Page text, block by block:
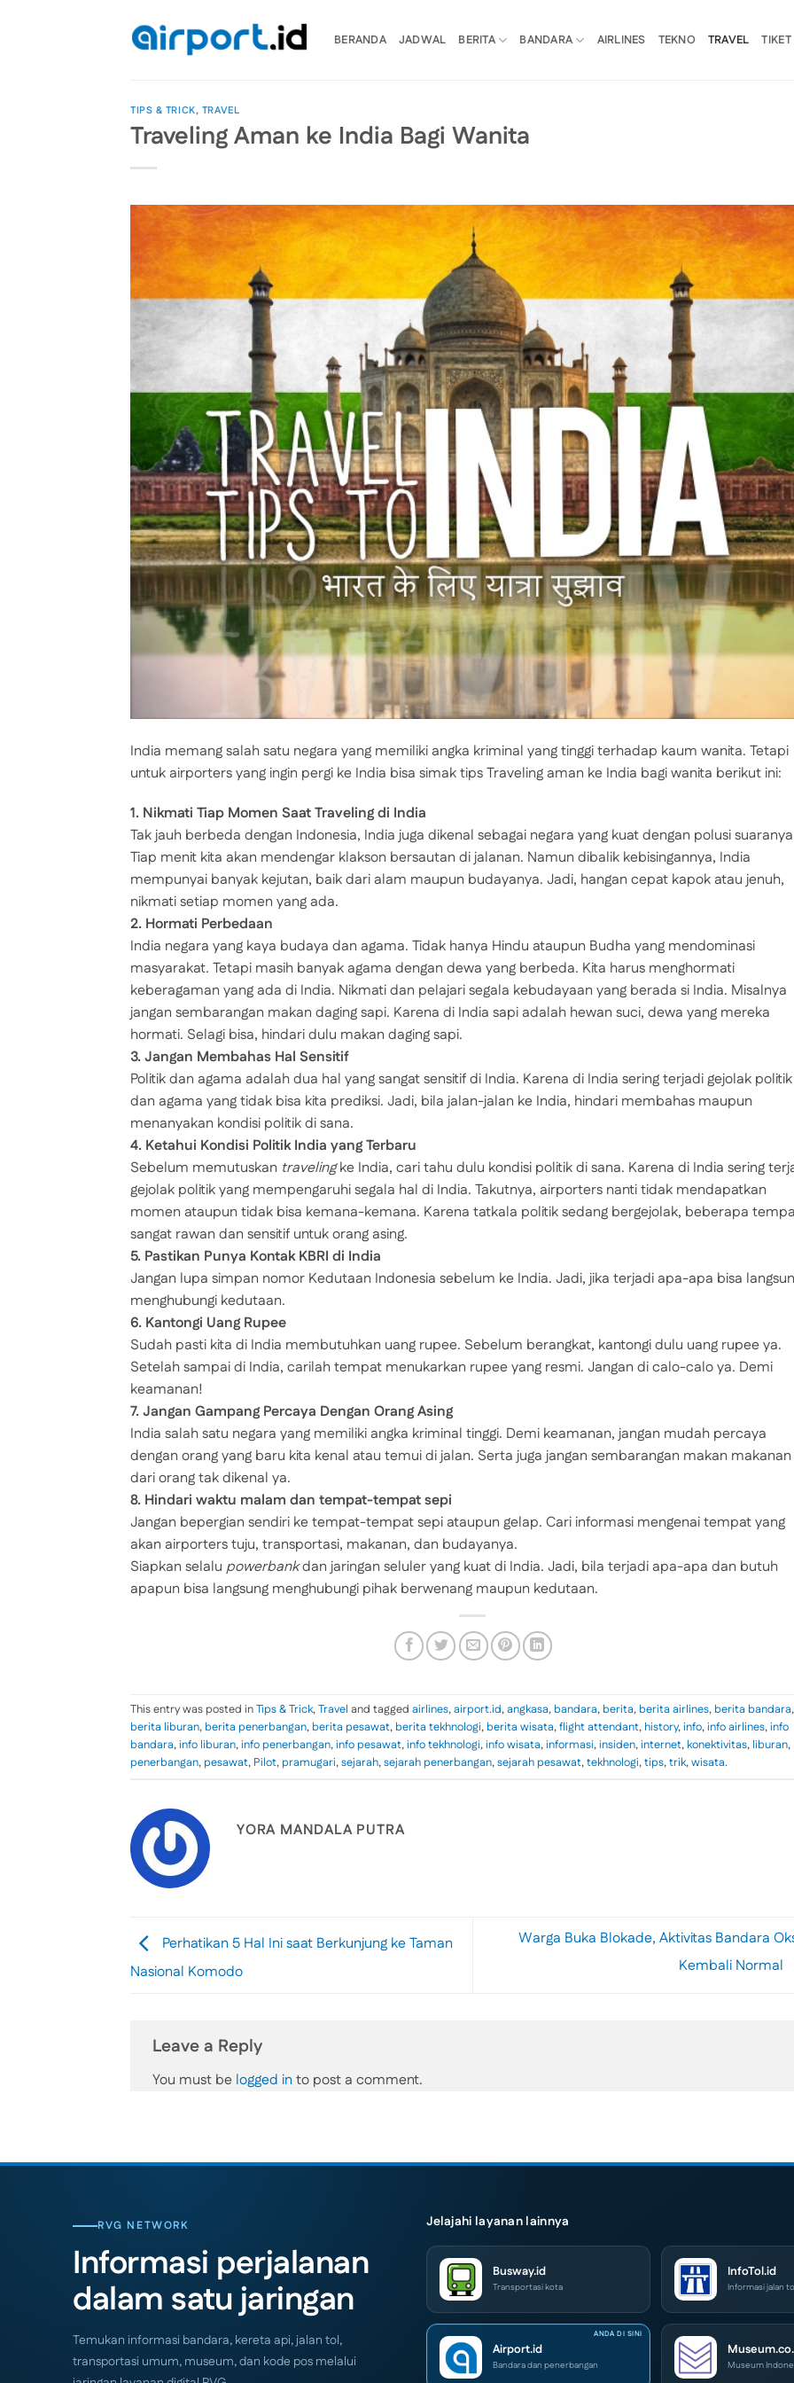
BERANDA JADWAL BERITA BANDARA AIRLINES TEKNO TRAVEL TIKET
TIPS & TRICK, TRAVEL
Traveling Aman ke India Bagi Wanita
India memang salah satu negara yang memiliki angka kriminal yang tinggi terhadap kaum wanita. Tetapi
untuk airporters yang ingin pergi ke India bisa simak tips Traveling aman ke India bagi wanita berikut ini:
1. Nikmati Tiap Momen Saat Traveling di India
Tak jauh berbeda dengan Indonesia, India juga dikenal sebagai negara yang kuat dengan polusi
Tiap menit kita akan mendengar klakson bersautan di jalanan. Namun dibalik kebisingannya, India
mempunyai banyak kejutan, baik dari alam maupun budayanya. Jadi, hangan cepat kapok atau jenuh,
nikmati setiap momen yang ada.
2. Hormati Perbedaan
India negara yang kaya budaya dan agama. Tidak hanya Hindu ataupun Budha yang mendominasi
masyarakat. Tetapi masih banyak agama dengan dewa yang berbeda. Kita harus menghormati
keberagaman yang ada di India. Nikmati dan pelajari segala kebudayaan yang berada si India. Misalnya
jangan sembarangan makan daging sapi. Karena di India sapi adalah hewan suci, dewa yang mereka
hormati. Selagi bisa, hindari dulu makan daging sapi.
3. Jangan Membahas Hal Sensitif
Politik dan agama adalah dua hal yang sangat sensitif di India. Karena di India sering terjadi gejolak politik
dan agama yang tidak bisa kita prediksi. Jadi, bila jalan-jalan ke India, hindari membahas maupun
menanyakan kondisi politik di sana.
4. Ketahui Kondisi Politik India yang Terbaru
Sebelum memutuskan travelingke India, cari tahu dulu kondisi politik di sana. Karena di India sering
gejolak politik yang mempengaruhi segala hal di India. Takutnya, airporters nanti tidak mendapatkan
momen ataupun tidak bisa kemana-kemana. Karena tatkala politik sedang bergejolak, beberapa
sangat rawan dan sensitif untuk orang asing.
5. Pastikan Punya Kontak KBRI di India
Jangan lupa simpan nomor Kedutaan Indonesia sebelum ke India. Jadi, jika terjadi apa-apa bisa
menghubungi kedutaan.
6. Kantongi Uang Rupee
Sudah pasti kita di India membutuhkan uang rupee. Sebelum berangkat, kantongi dulu uang rupee ya.
Setelah sampai di India, carilah tempat menukarkan rupee yang resmi. Jangan di calo-calo ya. Demi
keamanan!
7. Jangan Gampang Percaya Dengan Orang Asing
India salah satu negara yang memiliki angka kriminal tinggi. Demi keamanan, jangan mudah percaya
dengan orang yang baru kita kenal atau temui di jalan. Serta juga jangan sembarangan makan makanan
dari orang tak dikenal ya.
8. Hindari waktu malam dan tempat-tempat sepi
Jangan bepergian sendiri ke tempat-tempat sepi ataupun gelap. Cari informasi mengenai tempat yang
akan airporters tuju, transportasi, makanan, dan budayanya.
Siapkan selalu powerbankdan jaringan seluler yang kuat di India. Jadi, bila terjadi apa-apa dan butuh
apapun bisa langsung menghubungi pihak berwenang maupun kedutaan.
This entry was posted inTips & Trick,Travel and tagged airlines,airport.id,angkasa, bandara, berita, berita airlines, berita bandara,
berita liburan, berita penerbangan, berita pesawat, berita tekhnologi, berita wisata,flight attendant, history,info,info airlines,info
bandara,info liburan,info penerbangan,info pesawat,info tekhnologi,info wisata,informasi,insiden,internet, konektivitas, liburan,
penerbangan,pesawat, Pilot,pramugari,sejarah,sejarah penerbangan,sejarah pesawat,tekhnologi,tips,trik,wisata.
YORA MANDALA PUTRA
Perhatikan 5 Hal Ini saat Berkunjung ke Taman
Nasional Komodo
Warga Buka Blokade, Aktivitas Bandara
Kembali Normal
Leave a Reply
You must be logged in to post a comment.
RVG NETWORK
Informasi perjalanan
dalam satu jaringan
Temukan informasi bandara, kereta api, jalan tol,
transportasi umum, museum, dan kode pos melalui
Jelajahi layanan lainnya
Busway.id
Transportasi kota
InfoTol.id
Informasi jalan
Airport.id
Bandara dan penerbangan Museum